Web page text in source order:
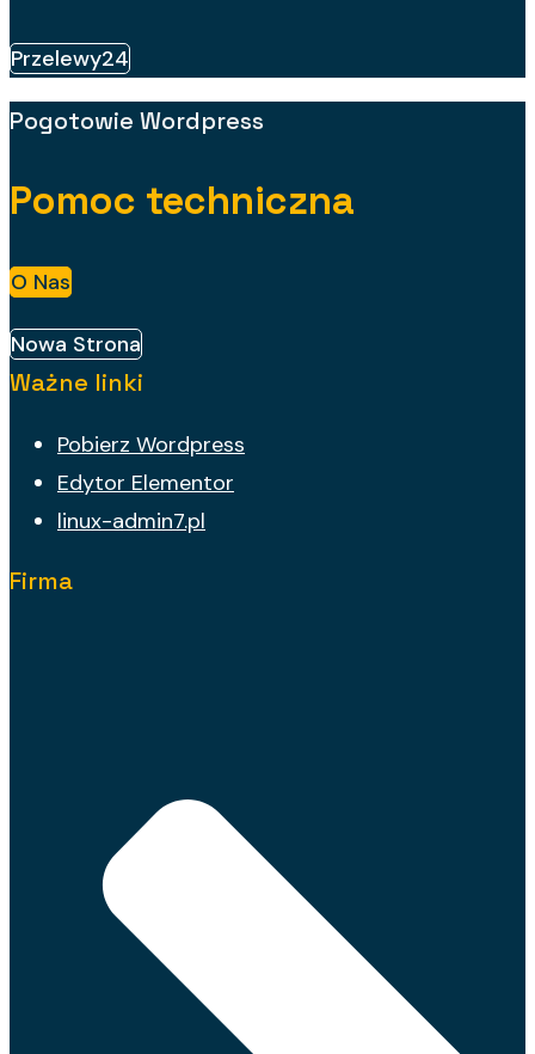
Przelewy24
Pogotowie Wordpress
Pomoc techniczna
O Nas
Nowa Strona
Ważne linki
Pobierz Wordpress
Edytor Elementor
linux-admin7.pl
Firma